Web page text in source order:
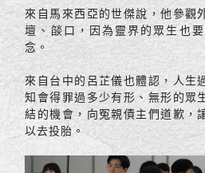
來自馬來西亞的世傑說，他參觀
壇、燄口，因為靈界的眾生也
念。
來自台中的呂芷儀也體認，人生
知會得罪過多少有形、無形的眾
結的機會，向冤親債主們道歉，
以去投胎。